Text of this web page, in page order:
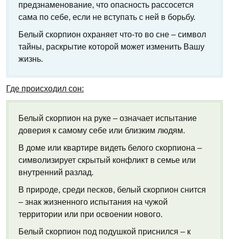
предзнаменование, что опасность рассосется
сама по себе, если не вступать с ней в борьбу.
Белый скорпион охраняет что-то во сне – символ
тайны, раскрытие которой может изменить Вашу
жизнь.
Где происходил сон:
Белый скорпион на руке – означает испытание
доверия к самому себе или близким людям.
В доме или квартире видеть белого скорпиона –
символизирует скрытый конфликт в семье или
внутренний разлад.
В природе, среди песков, белый скорпион снится
– знак жизненного испытания на чужой
территории или при освоении нового.
Белый скорпион под подушкой приснился – к